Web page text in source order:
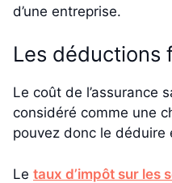
d’une entreprise.
Les déductions
Le coût de l’assurance
considéré comme une
pouvez donc le déduire
Le taux d’impôt sur les